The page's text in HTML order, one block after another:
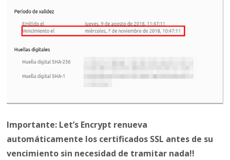
Importante: Let’s Encrypt renueva
automáticamente los certificados SSL antes de su
vencimiento sin necesidad de tramitar nada!!